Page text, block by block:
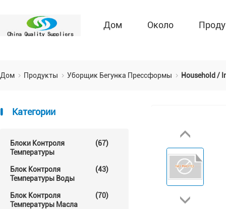
Дом Около
Дом Продукты Уборщик Бегунка Прессформы Household /
Категории
Блоки Контроля
Температуры
(67)
Блок Контроля
Температуры Воды
(43)
Блок Контроля
Температуры Масла
(70)